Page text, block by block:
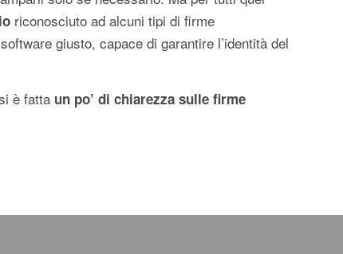
riconosciuto ad alcuni tipi di firme
giusto, capace di garantire l’identità del
è fatta un po’ di chiarezza sulle firme